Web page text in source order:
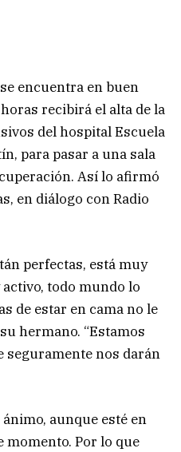
encuentra en buen
recibirá el alta de la
del hospital Escuela
para pasar a una sala
Así lo afirmó
en diálogo con Radio
perfectas, está muy
todo mundo lo
de estar en cama no le
hermano. “Estamos
seguramente nos darán
aunque esté en
momento. Por lo que